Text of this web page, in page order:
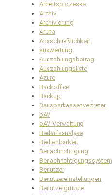
Arbeitsprozesse
Archiv
Archivierung
Aruna
Ausschließlichkeit
auswertung
Auszahlungsbetrag
Auszahlungsliste
Azure
Backoffice
Backup
Bausparkassenvertreter
bAV
bAV-Verwaltung
Bedarfsanalyse
Bedienbarkeit
Benachrichtigung
Benachrichtigungssystem
Benutzer
Benutzereinstellungen
Benutzergruppe